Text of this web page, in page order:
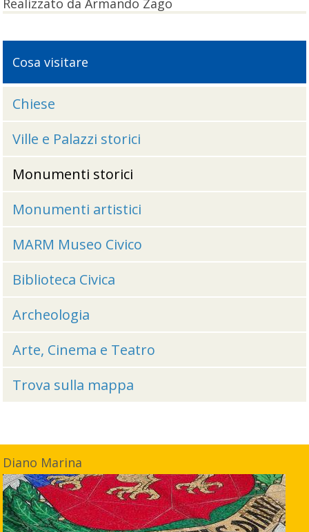
Realizzato da Armando Zago
Cosa visitare
Chiese
Ville e Palazzi storici
Monumenti storici
Monumenti artistici
MARM Museo Civico
Biblioteca Civica
Archeologia
Arte, Cinema e Teatro
Trova sulla mappa
Diano Marina